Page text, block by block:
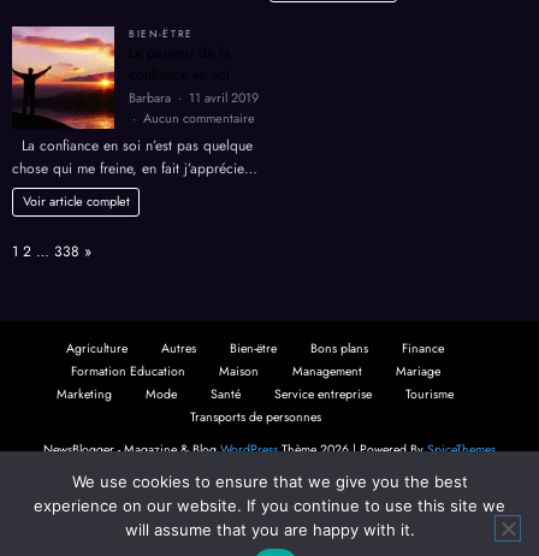
BIEN-ËTRE
Le pouvoir de la
confiance en soi
Barbara
11 avril 2019
Aucun commentaire
de
La confiance en soi n’est pas quelque
chose qui me freine, en fait j’apprécie…
Voir article complet
Page:
1 2 … 338 Next
»
Agriculture Autres Bien-ëtre Bons plans
Finance
Formation Education
Maison Management
Mariage
Marketing
Mode Santé Service entreprise
Tourisme
Transports de personnes
NewsBlogger - Magazine & BlogWordPressThème 2026 | Powered BySpiceThemes
We use cookies to ensure that we give you the best
experience on our website. If you continue to use this site we
will assume that you are happy with it.